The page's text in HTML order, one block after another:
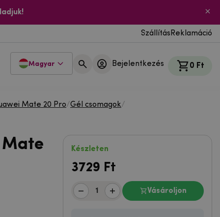
Szállítás Reklamáció
Magyar Bejelentkezés 0 Ft
Mate 20 Pro/Gél csomagok/
Mate Készleten
3729 Ft
Vásároljon